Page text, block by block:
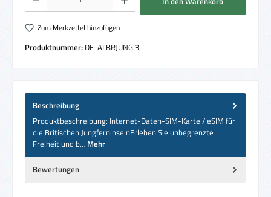
Zum Merkzettel hinzufügen
Produktnummer: DE-ALBRJUNG.3
Beschreibung
Produktbeschreibung: Internet-Daten-SIM-Karte / eSIM für
die Britischen JungferninselnErleben Sie unbegrenzte
Freiheit und b… Mehr
Bewertungen